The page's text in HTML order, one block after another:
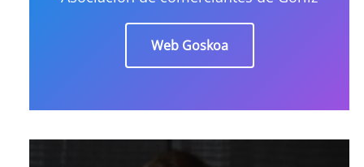
Web Goskoa